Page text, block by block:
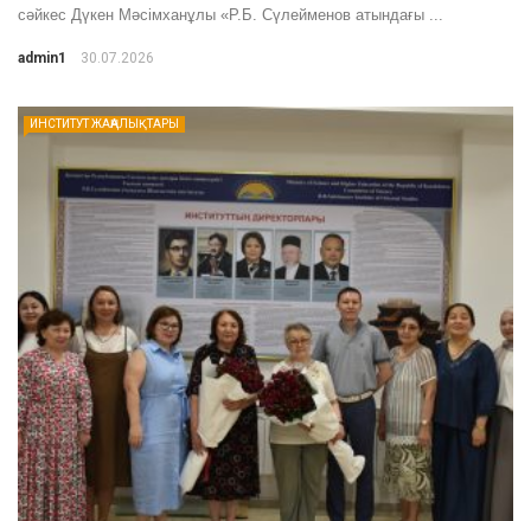
сәйкес Дүкен Мәсімханұлы «Р.Б. Сүлейменов атындағы ...
admin1 30.07.2026
ИНСТИТУТ ЖАҢАЛЫҚТАРЫ